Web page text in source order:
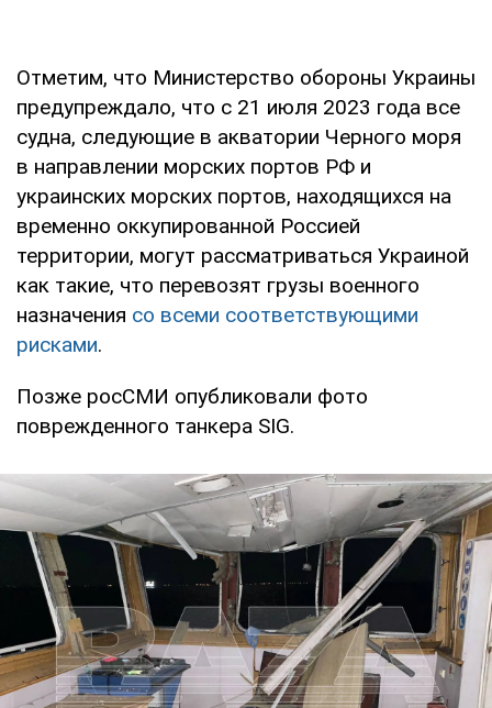
Отметим, что Министерство обороны Украины
предупреждало, что с 21 июля 2023 года все
судна, следующие в акватории Черного моря
в направлении морских портов РФ и
украинских морских портов, находящихся на
временно оккупированной Россией
территории, могут рассматриваться Украиной
как такие, что перевозят грузы военного
назначения со всеми соответствующими
рисками.
Позже росСМИ опубликовали фото
поврежденного танкера SIG.